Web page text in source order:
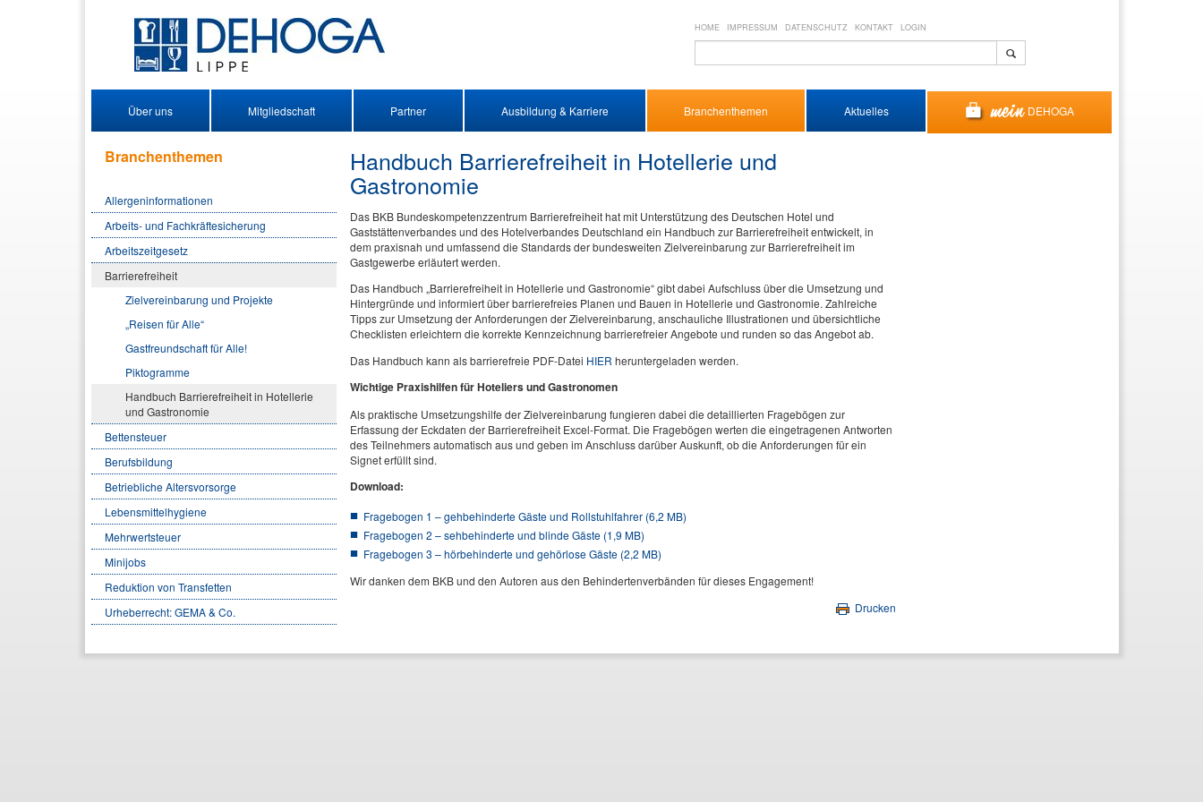
HOME IMPRESSUM DATENSCHUTZ KONTAKT LOGIN
Über uns Mitgliedschaft Partner Ausbildung & Karriere Branchenthemen Aktuelles DEHOGA
Branchenthemen
Allergeninformationen
Arbeits- und Fachkräftesicherung
Arbeitszeitgesetz
Barrierefreiheit
Zielvereinbarung und Projekte
„Reisen für Alle“
Gastfreundschaft für Alle!
Piktogramme
Handbuch Barrierefreiheit in Hotellerie
und Gastronomie
Bettensteuer
Berufsbildung
Betriebliche Altersvorsorge
Lebensmittelhygiene
Mehrwertsteuer
Minijobs
Reduktion von Transfetten
Urheberrecht: GEMA & Co.
Handbuch Barrierefreiheit in Hotellerie und
Gastronomie
Das BKB Bundeskompetenzzentrum Barrierefreiheit hat mit Unterstützung des Deutschen Hotel und
Gaststättenverbandes und des Hotelverbandes Deutschland ein Handbuch zur Barrierefreiheit entwickelt, in
dem praxisnah und umfassend die Standards der bundesweiten Zielvereinbarung zur Barrierefreiheit im
Gastgewerbe erläutert werden.
Das Handbuch „Barrierefreiheit in Hotellerie und Gastronomie“ gibt dabei Aufschluss über die Umsetzung und
Hintergründe und informiert über barrierefreies Planen und Bauen in Hotellerie und Gastronomie. Zahlreiche
Tipps zur Umsetzung der Anforderungen der Zielvereinbarung, anschauliche Illustrationen und übersichtliche
Checklisten erleichtern die korrekte Kennzeichnung barrierefreier Angebote und runden so das Angebot ab.
Das Handbuch kann als barrierefreie PDF-Datei HIER heruntergeladen werden.
Wichtige Praxishilfen für Hoteliers und Gastronomen
Als praktische Umsetzungshilfe der Zielvereinbarung fungieren dabei die detaillierten Fragebögen zur
Erfassung der Eckdaten der Barrierefreiheit Excel-Format. Die Fragebögen werten die eingetragenen Antworten
des Teilnehmers automatisch aus und geben im Anschluss darüber Auskunft, ob die Anforderungen für ein
Signet erfüllt sind.
Download:
Fragebogen 1 – gehbehinderte Gäste und Rollstuhlfahrer (6,2 MB)
Fragebogen 2 – sehbehinderte und blinde Gäste (1,9 MB)
Fragebogen 3 – hörbehinderte und gehörlose Gäste (2,2 MB)
Wir danken dem BKB und den Autoren aus den Behindertenverbänden für dieses Engagement!
Drucken